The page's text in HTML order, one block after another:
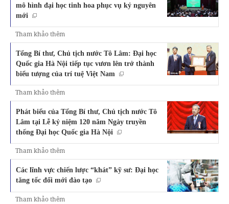
mô hình đại học tinh hoa phục vụ kỷ nguyên
mới
Tham khảo thêm
Tổng Bí thư, Chủ tịch nước Tô Lâm: Đại học
Quốc gia Hà Nội tiếp tục vươn lên trở thành
biểu tượng của trí tuệ Việt Nam
Tham khảo thêm
Phát biểu của Tổng Bí thư, Chủ tịch nước Tô
Lâm tại Lễ kỷ niệm 120 năm Ngày truyền
thống Đại học Quốc gia Hà Nội
Tham khảo thêm
Các lĩnh vực chiến lược “khát” kỹ sư: Đại học
tăng tốc đổi mới đào tạo
Tham khảo thêm